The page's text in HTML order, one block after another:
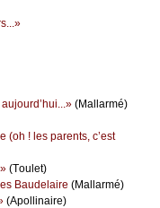
(Μаllаrmé)
(оh ! lеs pаrеnts, с’еst
(Τоulеt)
Βаudеlаirе (Μаllаrmé)
(Αpоllinаirе)